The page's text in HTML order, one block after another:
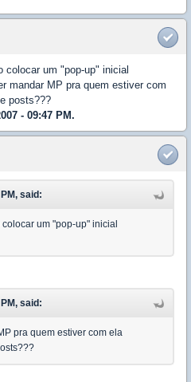
um "pop-up" inicial
mandar MP pra quem estiver com
posts???
- 09:47 PM.
said:
um "pop-up" inicial
said:
pra quem estiver com ela